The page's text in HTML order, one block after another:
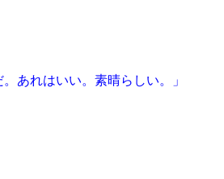
あれはいい。素晴らしい。」